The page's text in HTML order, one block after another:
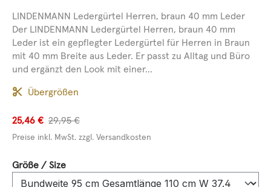
LINDENMANN Ledergürtel Herren, braun 40 mm Leder
Der LINDENMANN Ledergürtel Herren, braun 40 mm
Leder ist ein gepflegter Ledergürtel für Herren in Braun
mit 40 mm Breite aus Leder. Er passt zu Alltag und Büro
und ergänzt den Look mit einer...
Übergrößen
25,46 € 29,95 €
Preise inkl. MwSt. zzgl. Versandkosten
Größe / Sizeauswählen